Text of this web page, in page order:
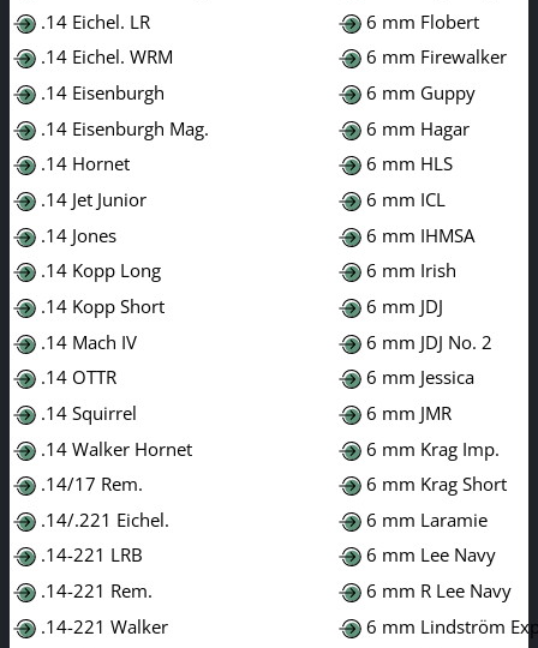
.14 Eichel. LR
.14 Eichel. WRM
.14 Eisenburgh
.14 Eisenburgh Mag.
.14 Hornet
.14 Jet Junior
.14 Jones
.14 Kopp Long
.14 Kopp Short
.14 Mach IV
.14 OTTR
.14 Squirrel
.14 Walker Hornet
.14/17 Rem.
.14/.221 Eichel.
.14-221 LRB
.14-221 Rem.
.14-221 Walker
6 mm Flobert
6 mm Firewalker
6 mm Guppy
6 mm Hagar
6 mm HLS
6 mm ICL
6 mm IHMSA
6 mm Irish
6 mm JDJ
6 mm JDJ No. 2
6 mm Jessica
6 mm JMR
6 mm Krag Imp.
6 mm Krag Short
6 mm Laramie
6 mm Lee Navy
6 mm R Lee Navy
6 mm Lindström